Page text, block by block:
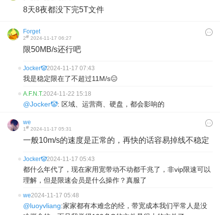
8天8夜都没下完5T文件
Forget
2# 2024-11-17 06:27
限50MB/s还行吧
Jocker🤡2024-11-17 07:43
我是稳定限在了不超过11M/s😑
A.F.N.T.2024-11-22 15:18
@Jocker🤡: 区域、运营商、硬盘，都会影响的
we
1# 2024-11-17 05:31
一般10m/s的速度是正常的，再快的话容易掉线不稳定
Jocker🤡2024-11-17 05:43
都什么年代了，现在家用宽带动不动都千兆了，非vip限速可以
理解，但是限速会员是什么操作？真服了
we2024-11-17 05:48
@luoyvliang:家家都有本难念的经，带宽成本我们平常人是没